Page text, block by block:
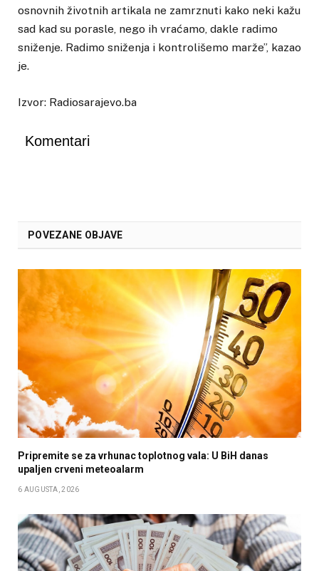
osnovnih životnih artikala ne zamrznuti kako neki kažu
sad kad su porasle, nego ih vraćamo, dakle radimo
sniženje. Radimo sniženja i kontrolišemo marže”, kazao
je.
Izvor: Radiosarajevo.ba
Komentari
POVEZANE OBJAVE
Pripremite se za vrhunac toplotnog vala: U BiH danas
upaljen crveni meteoalarm
6 AUGUSTA, 2026